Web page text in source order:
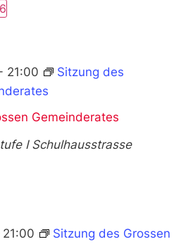
Gemeinderates
21:00
Sitzung des
I Schulhausstrasse
21:00
Sitzung des Grossen